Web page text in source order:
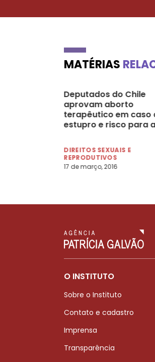
MATÉRIAS
Deputados do Chile
aprovam aborto
terapêutico em caso
estupro e risco para
DIREITOS SEXUAIS E
REPRODUTIVOS
17 de março, 2016
O INSTITUTO
Sobre o Instituto
Contato e cadastro
Imprensa
Transparência